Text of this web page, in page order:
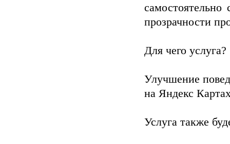
прозрачности
Для чего услуга?
Улучшение
на Яндекс
Услуга также